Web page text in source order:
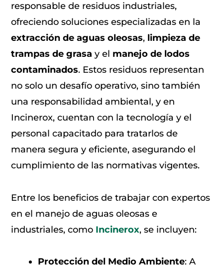
responsable de residuos industriales,
ofreciendo soluciones especializadas en la
extracción de aguas oleosas, limpieza de
trampas de grasa y el manejo de lodos
contaminados. Estos residuos representan
no solo un desafío operativo, sino también
una responsabilidad ambiental, y en
Incinerox, cuentan con la tecnología y el
personal capacitado para tratarlos de
manera segura y eficiente, asegurando el
cumplimiento de las normativas vigentes.
Entre los beneficios de trabajar con expertos
en el manejo de aguas oleosas e
industriales, como Incinerox, se incluyen:
Protección del Medio Ambiente: A